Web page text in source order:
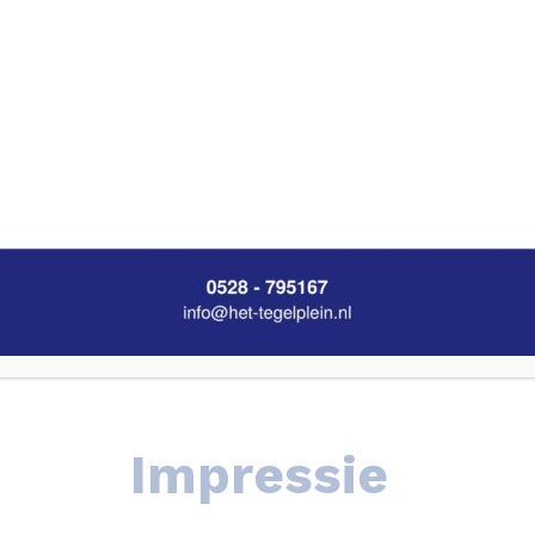
Impressie